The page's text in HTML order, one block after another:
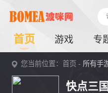
首页 游戏 专
您当前位置：首页 - 所有手
快点三